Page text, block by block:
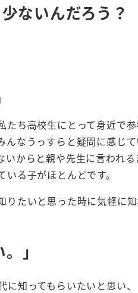
ないんだろう？
ち高校生にとって身近で
なうっすらと疑問に感じ
からと親や先生に言われ
る子がほとんどです。
たいと思った時に気軽に
」
知ってもらいたいと思い